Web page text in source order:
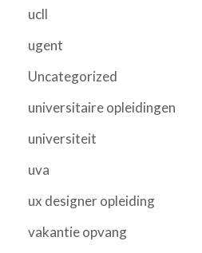
ucll
ugent
Uncategorized
universitaire opleidingen
universiteit
uva
ux designer opleiding
vakantie opvang